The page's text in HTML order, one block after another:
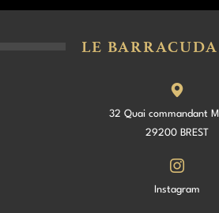
LE
32 Quai commandant
29200 BREST
Instagram